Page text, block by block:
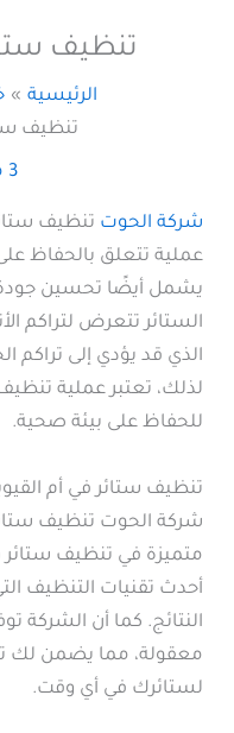
تنظيف
الرئيسية
تنظيف
3 مايو، 2026
شركة الحوت تنظيف
عملية تتعلق بالحفاظ
يشمل أيضًا تحسين جودة
الستائر تتعرض لتراكم
الذي قد يؤدي إلى تراكم
لذلك، تعتبر عملية
للحفاظ على بيئة صحية.
تنظيف ستائر في أم
شركة الحوت تنظيف
متميزة في تنظيف
أحدث تقنيات التنظيف
النتائج. كما أن الشركة
معقولة، مما يضمن لك
لستائرك في أي وقت.